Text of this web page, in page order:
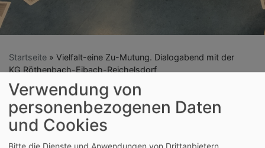
Startseite
Vielfalt-eine Zu-Mutung. Dialogabend mit der
KG Röthenbach-Eibach-Reichelsdorf
Vielfalt-eine Zu-
Verwendung von
personenbezogenen Daten
und Cookies
Bitte die Dienste und Anwendungen von Drittanbietern